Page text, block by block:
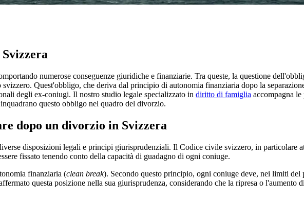
numerose conseguenze giuridiche e finanziarie. Tra queste, la questione
Quest'obbligo, che deriva dal principio di autonomia finanziaria dopo la
degli ex-coniugi. Il nostro studio legale specializzato in diritto di famiglia accompagna
questo obbligo nel quadro del divorzio.
dopo un divorzio in Svizzera
disposizioni legali e principi giurisprudenziali. Il Codice civile svizzero, in particolare
fissato tenendo conto della capacità di guadagno di ogni coniuge.
finanziaria (clean break). Secondo questo principio, ogni coniuge deve, nei limiti
questa posizione nella sua giurisprudenza, considerando che la ripresa o l'aumento